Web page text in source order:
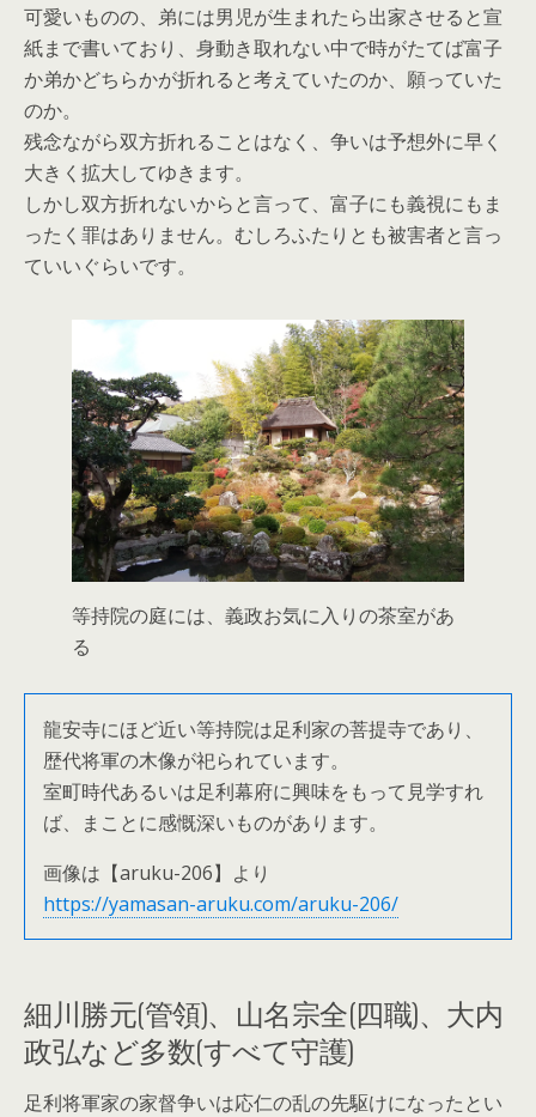
可愛いものの、弟には男児が生まれたら出家させると宣
紙まで書いており、身動き取れない中で時がたてば富子
か弟かどちらかが折れると考えていたのか、願っていた
のか。
残念ながら双方折れることはなく、争いは予想外に早く
大きく拡大してゆきます。
しかし双方折れないからと言って、富子にも義視にもま
ったく罪はありません。むしろふたりとも被害者と言っ
ていいぐらいです。
等持院の庭には、義政お気に入りの茶室があ
る
龍安寺にほど近い等持院は足利家の菩提寺であり、
歴代将軍の木像が祀られています。
室町時代あるいは足利幕府に興味をもって見学すれ
ば、まことに感慨深いものがあります。
画像は【aruku-206】より
https://yamasan-aruku.com/aruku-206/
細川勝元(管領)、山名宗全(四職)、大内
政弘など多数(すべて守護)
足利将軍家の家督争いは応仁の乱の先駆けになったとい